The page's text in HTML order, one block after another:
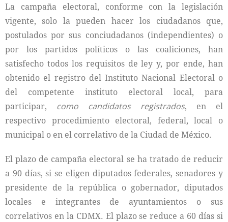
La campaña electoral, conforme con la legislación
vigente, solo la pueden hacer los ciudadanos que,
postulados por sus conciudadanos (independientes) o
por los partidos políticos o las coaliciones, han
satisfecho todos los requisitos de ley y, por ende, han
obtenido el registro del Instituto Nacional Electoral o
del competente instituto electoral local, para
participar, como candidatos registrados, en el
respectivo procedimiento electoral, federal, local o
municipal o en el correlativo de la Ciudad de México.
El plazo de campaña electoral se ha tratado de reducir
a 90 días, si se eligen diputados federales, senadores y
presidente de la república o gobernador, diputados
locales e integrantes de ayuntamientos o sus
correlativos en la CDMX. El plazo se reduce a 60 días si